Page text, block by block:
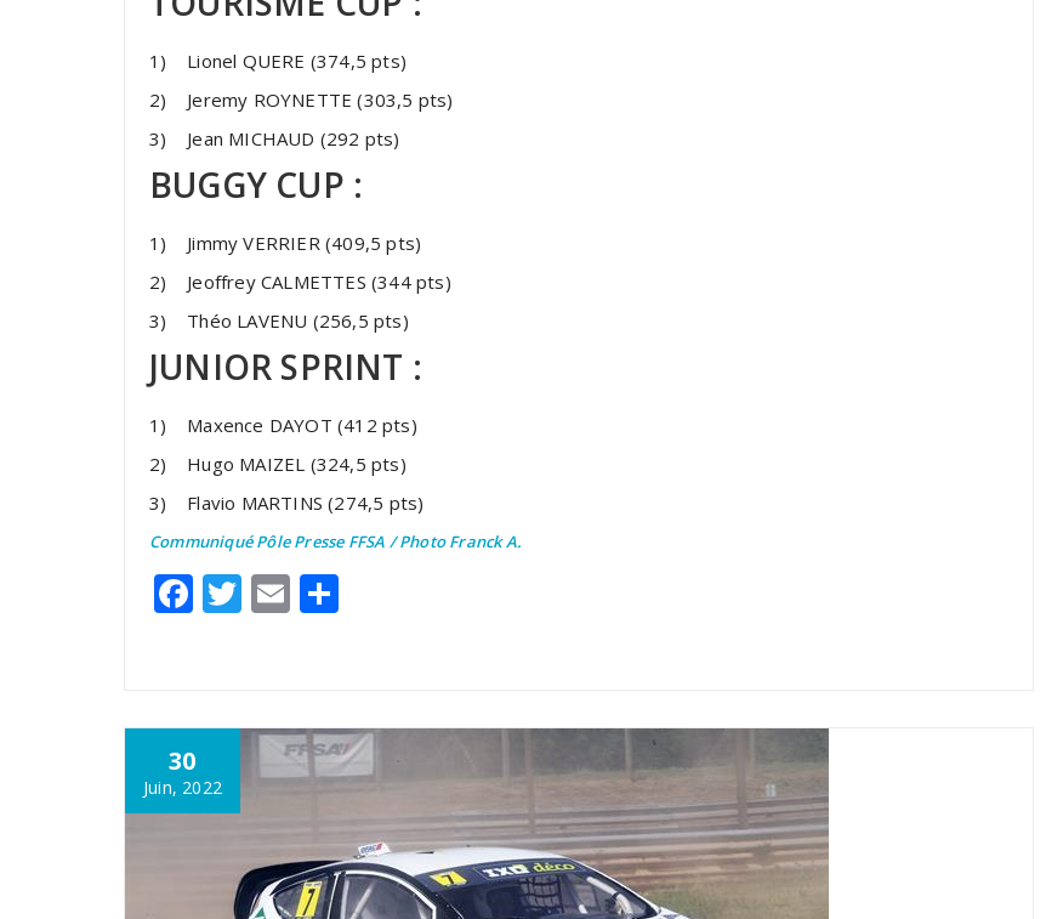
1) Lionel QUERE (374,5 pts)
2) Jeremy ROYNETTE (303,5 pts)
3) Jean MICHAUD (292 pts)
BUGGY CUP :
1) Jimmy VERRIER (409,5 pts)
2) Jeoffrey CALMETTES (344 pts)
3) Théo LAVENU (256,5 pts)
JUNIOR SPRINT :
1) Maxence DAYOT (412 pts)
2) Hugo MAIZEL (324,5 pts)
3) Flavio MARTINS (274,5 pts)
Communiqué Pôle Presse FFSA / Photo Franck A.
Facebook
Twitter
Email
30
Juin, 2022